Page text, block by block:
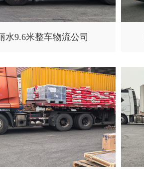
水9.6米整车物流公司